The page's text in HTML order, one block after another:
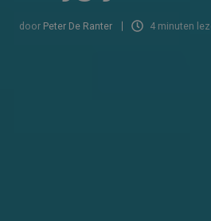
door Peter De Ranter 4 minuten